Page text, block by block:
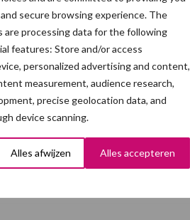
secure browsing experience. The
are processing data for the following
features: Store and/or access
personalized advertising and content,
measurement, audience research,
precise geolocation data, and
device scanning.
Alles afwijzen Alles accepteren